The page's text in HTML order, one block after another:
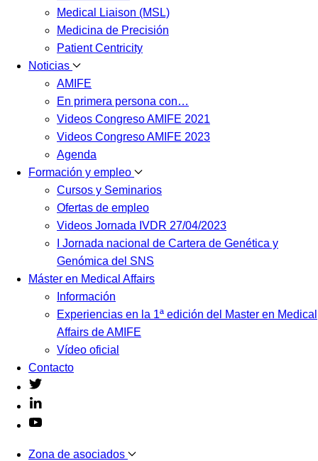
Medical Liaison (MSL)
Medicina de Precisión
Patient Centricity
Noticias
AMIFE
En primera persona con…
Videos Congreso AMIFE 2021
Videos Congreso AMIFE 2023
Agenda
Formación y empleo
Cursos y Seminarios
Ofertas de empleo
Videos Jornada IVDR 27/04/2023
I Jornada nacional de Cartera de Genética y
Genómica del SNS
Máster en Medical Affairs
Información
Experiencias en la 1ª edición del Master en Medical
Affairs de AMIFE
Vídeo oficial
Contacto
Zona de asociados